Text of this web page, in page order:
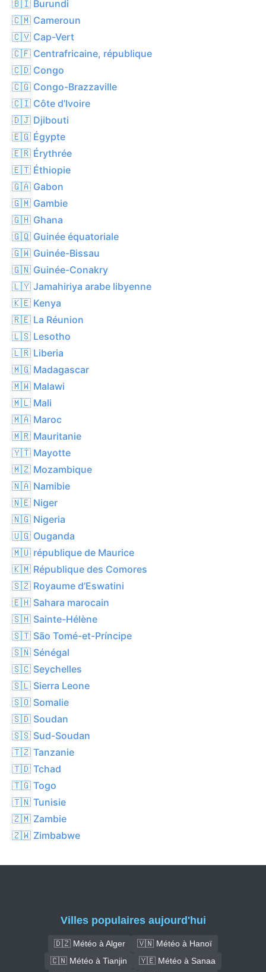
🇧🇮 Burundi
🇨🇲 Cameroun
🇨🇻 Cap-Vert
🇨🇫 Centrafricaine, république
🇨🇩 Congo
🇨🇬 Congo-Brazzaville
🇨🇮 Côte d’Ivoire
🇩🇯 Djibouti
🇪🇬 Égypte
🇪🇷 Érythrée
🇪🇹 Éthiopie
🇬🇦 Gabon
🇬🇲 Gambie
🇬🇭 Ghana
🇬🇶 Guinée équatoriale
🇬🇼 Guinée-Bissau
🇬🇳 Guinée-Conakry
🇱🇾 Jamahiriya arabe libyenne
🇰🇪 Kenya
🇷🇪 La Réunion
🇱🇸 Lesotho
🇱🇷 Liberia
🇲🇬 Madagascar
🇲🇼 Malawi
🇲🇱 Mali
🇲🇦 Maroc
🇲🇷 Mauritanie
🇾🇹 Mayotte
🇲🇿 Mozambique
🇳🇦 Namibie
🇳🇪 Niger
🇳🇬 Nigeria
🇺🇬 Ouganda
🇲🇺 république de Maurice
🇰🇲 République des Comores
🇸🇿 Royaume d’Eswatini
🇪🇭 Sahara marocain
🇸🇭 Sainte-Hélène
🇸🇹 São Tomé-et-Príncipe
🇸🇳 Sénégal
🇸🇨 Seychelles
🇸🇱 Sierra Leone
🇸🇴 Somalie
🇸🇩 Soudan
🇸🇸 Sud-Soudan
🇹🇿 Tanzanie
🇹🇩 Tchad
🇹🇬 Togo
🇹🇳 Tunisie
🇿🇲 Zambie
🇿🇼 Zimbabwe
Villes populaires aujourd'hui
🇩🇿 Météo à Alger
🇻🇳 Météo à Hanoï
🇨🇳 Météo à Tianjin
🇾🇪 Météo à Sanaa